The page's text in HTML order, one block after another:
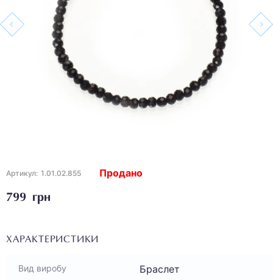
Артикул: 1.01.02.855
799 грн
Продано
ХАРАКТЕРИСТИКИ
Вид виробу Браслет